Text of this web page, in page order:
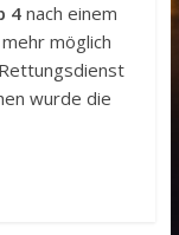
4nach einem
möglich
wurde die